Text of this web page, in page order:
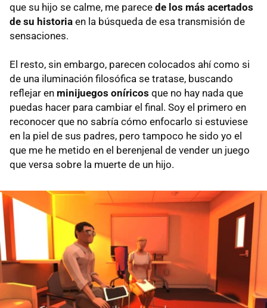
que su hijo se calme, me parece de los más acertados
de su historia en la búsqueda de esa transmisión de
sensaciones.
El resto, sin embargo, parecen colocados ahí como si
de una iluminación filosófica se tratase, buscando
reflejar en minijuegos oníricos que no hay nada que
puedas hacer para cambiar el final. Soy el primero en
reconocer que no sabría cómo enfocarlo si estuviese
en la piel de sus padres, pero tampoco he sido yo el
que me he metido en el berenjenal de vender un juego
que versa sobre la muerte de un hijo.